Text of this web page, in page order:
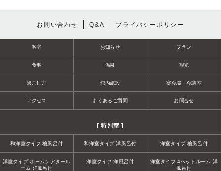
お問い合わせ Q&A プライバシーポリシー
客室 お知らせ プラン
食事 温泉 観光
過ごし方 館内施設 宴会場・会議室
アクセス よくあるご質問 お問合せ
[ 特別室 ]
和洋室タイプ 檜風呂付 和洋室タイプ 洋風呂付 洋室タイプ 檜風呂付
洋室タイプ ホームシアタール
ーム 洋風呂付
洋室タイプ 洋風呂付
洋室タイプ 4ベッドルーム 洋
風呂付